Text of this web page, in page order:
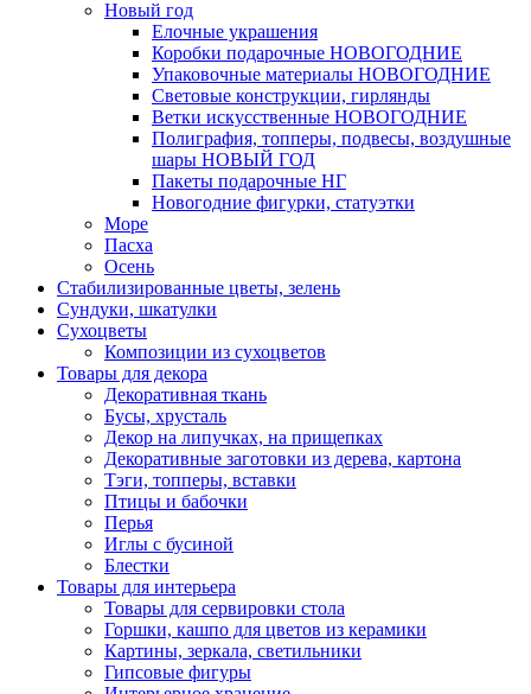
Новый год
Елочные украшения
Коробки подарочные НОВОГОДНИЕ
Упаковочные материалы НОВОГОДНИЕ
Световые конструкции, гирлянды
Ветки искусственные НОВОГОДНИЕ
Полиграфия, топперы, подвесы, воздушные
шары НОВЫЙ ГОД
Пакеты подарочные НГ
Новогодние фигурки, статуэтки
Море
Пасха
Осень
Стабилизированные цветы, зелень
Сундуки, шкатулки
Сухоцветы
Композиции из сухоцветов
Товары для декора
Декоративная ткань
Бусы, хрусталь
Декор на липучках, на прищепках
Декоративные заготовки из дерева, картона
Тэги, топперы, вставки
Птицы и бабочки
Перья
Иглы с бусиной
Блестки
Товары для интерьера
Товары для сервировки стола
Горшки, кашпо для цветов из керамики
Картины, зеркала, светильники
Гипсовые фигуры